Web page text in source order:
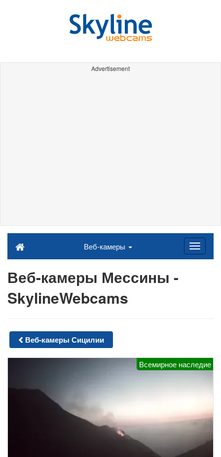
Advertisement
Веб-камеры
Веб-камеры Мессины -
SkylineWebcams
Веб-камеры Сицилии
Всемирное наследие